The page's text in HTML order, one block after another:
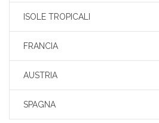
ISOLE TROPICALI
FRANCIA
AUSTRIA
SPAGNA